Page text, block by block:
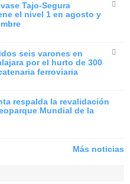
Tajo-Segura
el nivel 1 en agosto y
seis varones en
por el hurto de 300
ferroviaria
respalda la revalidación
Mundial de la
Más noticias